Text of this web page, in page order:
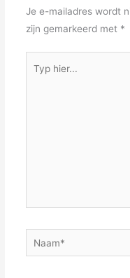
Je e-mailadres wordt
zijn gemarkeerd met *
hier...
Naam*